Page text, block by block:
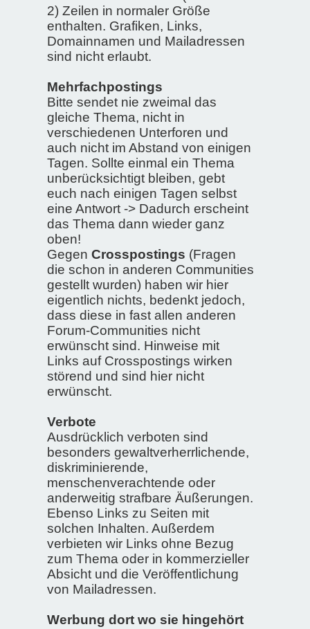
2) Zeilen in normaler Größe
enthalten. Grafiken, Links,
Domainnamen und Mailadressen
sind nicht erlaubt.
Mehrfachpostings
Bitte sendet nie zweimal das
gleiche Thema, nicht in
verschiedenen Unterforen und
auch nicht im Abstand von einigen
Tagen. Sollte einmal ein Thema
unberücksichtigt bleiben, gebt
euch nach einigen Tagen selbst
eine Antwort -> Dadurch erscheint
das Thema dann wieder ganz
oben!
GegenCrosspostings (Fragen
die schon in anderen Communities
gestellt wurden) haben wir hier
eigentlich nichts, bedenkt jedoch,
dass diese in fast allen anderen
Forum-Communities nicht
erwünscht sind. Hinweise mit
Links auf Crosspostings wirken
störend und sind hier nicht
erwünscht.
Verbote
Ausdrücklich verboten sind
besonders gewaltverherrlichende,
diskriminierende,
menschenverachtende oder
anderweitig strafbare Äußerungen.
Ebenso Links zu Seiten mit
solchen Inhalten. Außerdem
verbieten wir Links ohne Bezug
zum Thema oder in kommerzieller
Absicht und die Veröffentlichung
von Mailadressen.
Werbung dort wo sie hingehört